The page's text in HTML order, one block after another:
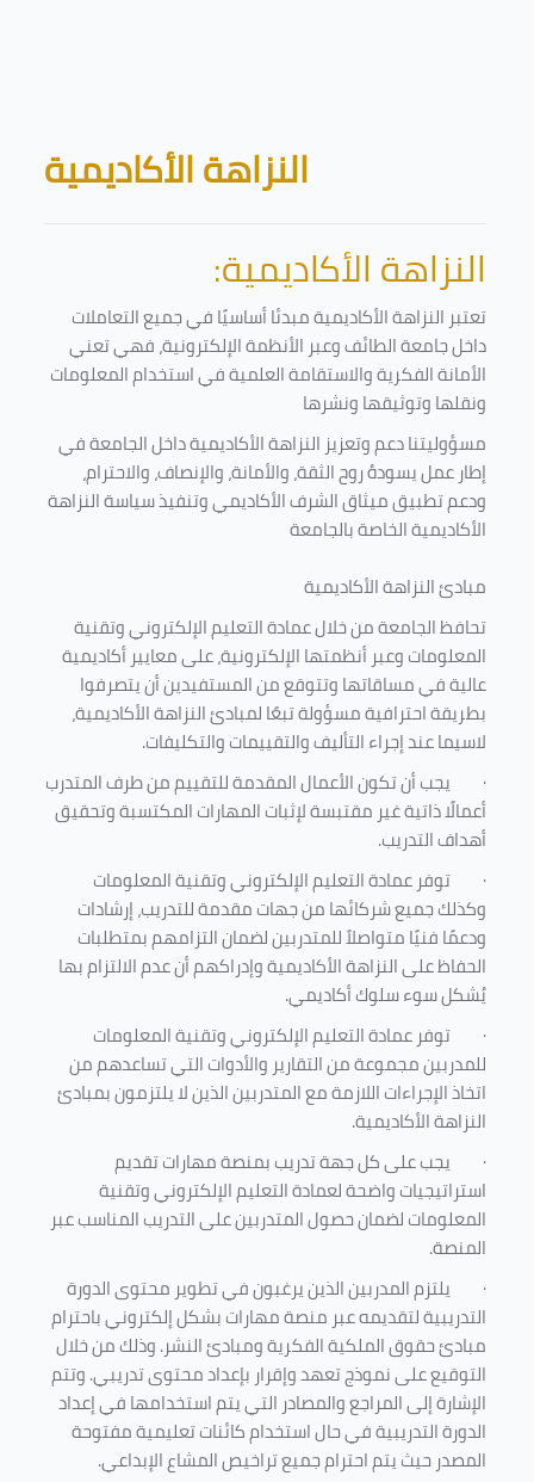
Blocks
النزاهة الأكاديمية
النزاهة الأكاديمية:
تعتبر النزاهة الأكاديمية مبدئا أساسيًا في جميع التعاملات
داخل جامعة الطائف وعبر الأنظمة الإلكترونية، فهي تعني
الأمانة الفكرية والاستقامة العلمية في استخدام المعلومات
ونقلها وتوثيقها ونشرها
مسؤوليتنا دعم وتعزيز النزاهة الأكاديمية داخل الجامعة في
إطار عمل يسودهُ روح الثقة، والأمانة، والإنصاف، والاحترام،
ودعم تطبيق ميثاق الشرف الأكاديمي وتنفيذ سياسة النزاهة
الأكاديمية الخاصة بالجامعة
مبادئ النزاهة الأكاديمية
تحافظ الجامعة من خلال عمادة التعليم الإلكتروني وتقنية
المعلومات وعبر أنظمتها الإلكترونية، على معايير أكاديمية
عالية في مساقاتها وتتوقع من المستفيدين أن يتصرفوا
بطريقة احترافية مسؤولة تبعًا لمبادئ النزاهة الأكاديمية،
لاسيما عند إجراء التأليف والتقييمات والتكليفات.
· يجب أن تكون الأعمال المقدمة للتقييم من طرف المتدرب
أعمالًا ذاتية غير مقتبسة لإثبات المهارات المكتسبة وتحقيق
أهداف التدريب.
· توفر عمادة التعليم الإلكتروني وتقنية المعلومات
وكذلك جميع شركائها من جهات مقدمة للتدريب، إرشادات
ودعمًا فنيًا متواصلاً للمتدربين لضمان التزامهم بمتطلبات
الحفاظ على النزاهة الأكاديمية وإدراكهم أن عدم الالتزام بها
يُشكل سوء سلوك أكاديمي.
· توفر عمادة التعليم الإلكتروني وتقنية المعلومات
للمدربين مجموعة من التقارير والأدوات التي تساعدهم من
اتخاذ الإجراءات اللازمة مع المتدربين الذين لا يلتزمون بمبادئ
النزاهة الأكاديمية.
· يجب على كل جهة تدريب بمنصة مهارات تقديم
استراتيجيات واضحة لعمادة التعليم الإلكتروني وتقنية
المعلومات لضمان حصول المتدربين على التدريب المناسب عبر
المنصة.
· يلتزم المدربين الذين يرغبون في تطوير محتوى الدورة
التدريبية لتقديمه عبر منصة مهارات بشكل إلكتروني باحترام
مبادئ حقوق الملكية الفكرية ومبادئ النشر. وذلك من خلال
التوقيع على نموذج تعهد وإقرار بإعداد محتوى تدريبي. وتتم
الإشارة إلى المراجع والمصادر التي يتم استخدامها في إعداد
الدورة التدريبية في حال استخدام كائنات تعليمية مفتوحة
المصدر حيث يتم احترام جميع تراخيص المشاع الإبداعي.